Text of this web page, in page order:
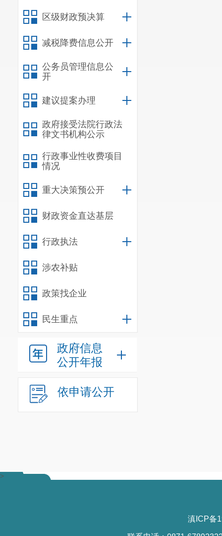
区级财政预决算
减税降费信息公开
公务员管理信息公
开
建议提案办理
政府接受法院行政法
律文书机构公示
行政事业性收费项目
情况
重大决策预公开
财政资金直达基层
行政执法
涉农补贴
政策找企业
民生重点
政府信息
公开年报
依申请公开
>
滇ICP备